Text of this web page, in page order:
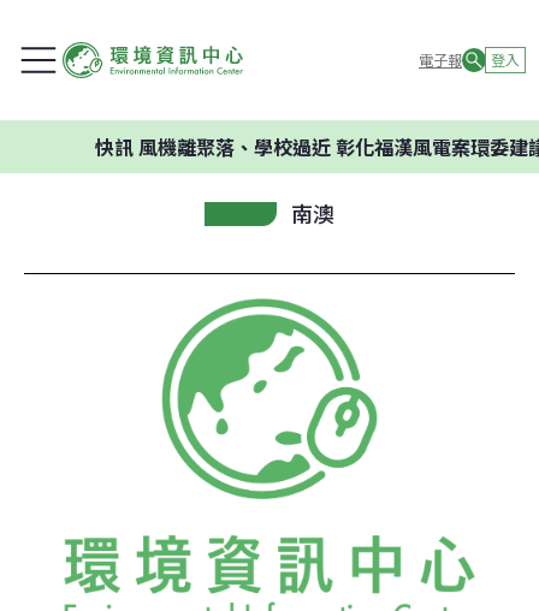
電子報 登入
快訊風機離聚落、學校過近 彰化福漢風電案環委建議不
南澳